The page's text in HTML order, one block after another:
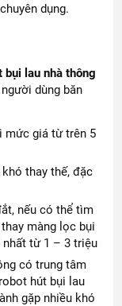
dụng.
bụi lau nhà thông
dùng băn
mức giá từ trên 5
thay thế, đặc
nếu có thể tìm
màng lọc bụi
từ 1 – 3 triệu
có trung tâm
hút bụi lau
gặp nhiều khó